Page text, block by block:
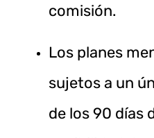
comisión.
Los planes
sujetos a un
de los 90 días